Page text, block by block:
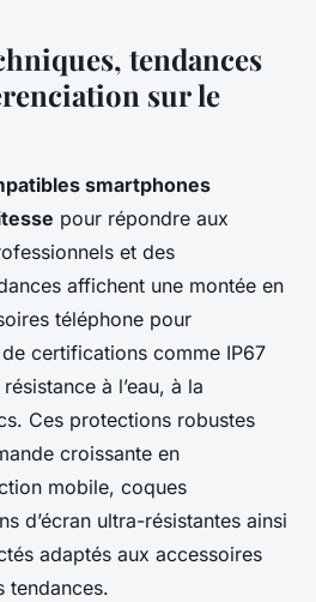
tendances
sur le
smartphones
pour répondre aux
et des
affichent une montée en
téléphone pour
certifications comme IP67
à l’eau, à la
Ces protections robustes
croissante en
mobile, coques
d’écran ultra-résistantes ainsi
adaptés aux accessoires
tendances.